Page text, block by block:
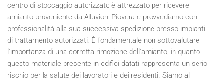
centro di stoccaggio autorizzato è attrezzato per ricevere
amianto proveniente da Alluvioni Piovera e provvediamo con
professionalità alla sua successiva spedizione presso impianti
di trattamento autorizzati. È fondamentale non sottovalutare
l'importanza di una corretta rimozione dell'amianto, in quanto
questo materiale presente in edifici datati rappresenta un serio
rischio per la salute dei lavoratori e dei residenti. Siamo al